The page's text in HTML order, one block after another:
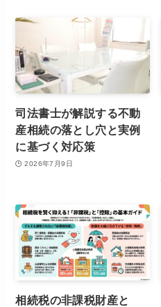
司法書士が解説する不動
産相続の落とし穴と実例
に基づく対応策
2026年7月9日
相続税の非課税財産と